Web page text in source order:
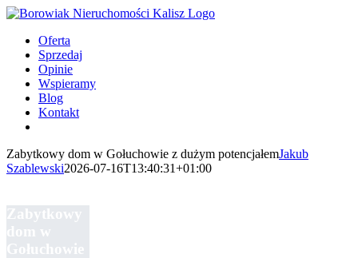
Przejdź
zawartości
Oferta
Sprzedaj
Opinie
Wspieramy
Blog
Kontakt
Zabytkowy dom w Gołuchowie z dużym potencjałemJakub
Szablewski2026-07-16T13:40:31+01:00
Zabytkowy
dom w
Gołuchowie